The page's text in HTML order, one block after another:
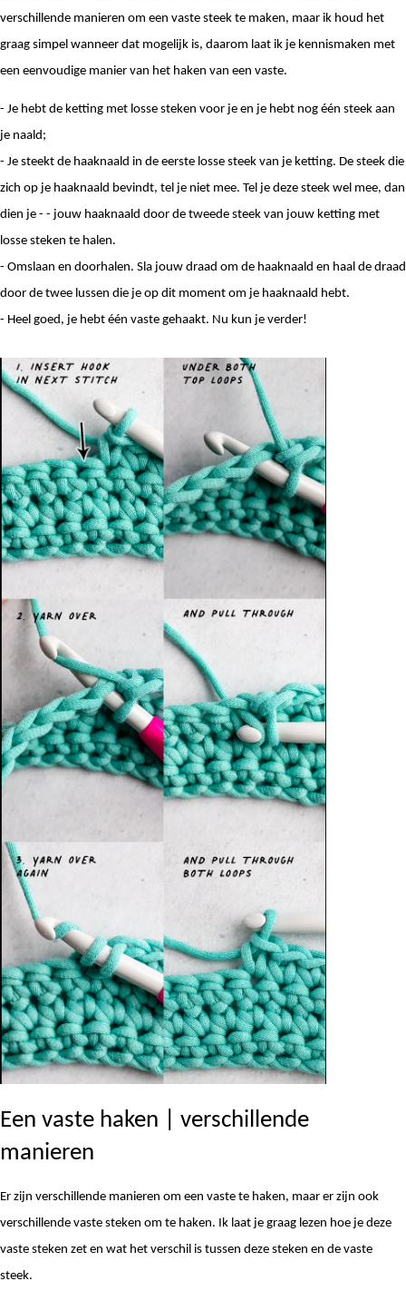
verschillende manieren om een vaste steek te maken, maar ik houd het
graag simpel wanneer dat mogelijk is, daarom laat ik je kennismaken met
een eenvoudige manier van het haken van een vaste.
- Je hebt de ketting met losse steken voor je en je hebt nog één steek aan
je naald;
- Je steekt de haaknaald in de eerste losse steek van je ketting. De steek die
zich op je haaknaald bevindt, tel je niet mee. Tel je deze steek wel mee, dan
dien je - - jouw haaknaald door de tweede steek van jouw ketting met
losse steken te halen.
- Omslaan en doorhalen. Sla jouw draad om de haaknaald en haal de draad
door de twee lussen die je op dit moment om je haaknaald hebt.
- Heel goed, je hebt één vaste gehaakt. Nu kun je verder!
Een vaste haken | verschillende
manieren
Er zijn verschillende manieren om een vaste te haken, maar er zijn ook
verschillende vaste steken om te haken. Ik laat je graag lezen hoe je deze
vaste steken zet en wat het verschil is tussen deze steken en de vaste
steek.